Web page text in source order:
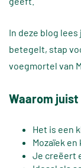
In deze blog
betegelt, stap
voegmortel van
Waarom
Het is een
Mozaïek
Je creëert